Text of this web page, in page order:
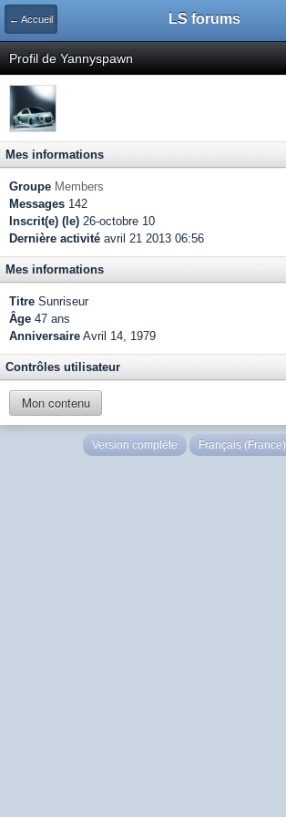
← Accueil LS forums
Profil de Yannyspawn
Mes informations
Groupe Members
Messages 142
Inscrit(e) (le) 26-octobre 10
Dernière activité avril 21 2013 06:56
Mes informations
Titre Sunriseur
Âge 47 ans
Anniversaire Avril 14, 1979
Contrôles utilisateur
Mon contenu
Version complète Français